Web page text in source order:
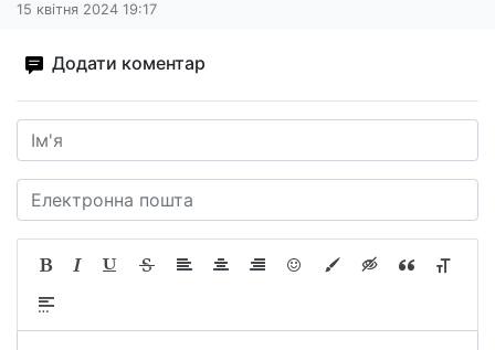
15 квітня 2024 19:17
Додати коментар